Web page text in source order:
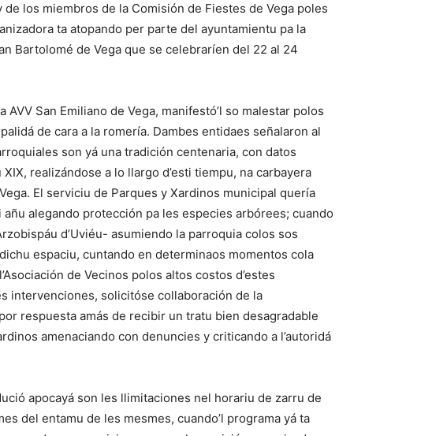
los miembros de la Comisión de Fiestes de Vega poles
ta atopando per parte del ayuntamientu pa la
Bartolomé de Vega que se celebraríen del 22 al 24
San Emiliano de Vega, manifestó’l so malestar polos
de cara a la romería. Dambes entidaes señalaron al
son yá una tradición centenaria, con datos
realizándose a lo llargo d’esti tiempu, na carbayera
El serviciu de Parques y Xardinos municipal quería
alegando protección pa les especies arbórees; cuando
d’Uviéu- asumiendo la parroquia colos sos
espaciu, cuntando en determinaos momentos cola
de Vecinos polos altos costos d’estes
intervenciones, solicitóse collaboración de la
respuesta amás de recibir un tratu bien desagradable
amenaciando con denuncies y criticando a l’autoridá
apocayá son les llimitaciones nel horariu de zarru de
del entamu de les mesmes, cuando’l programa yá ta